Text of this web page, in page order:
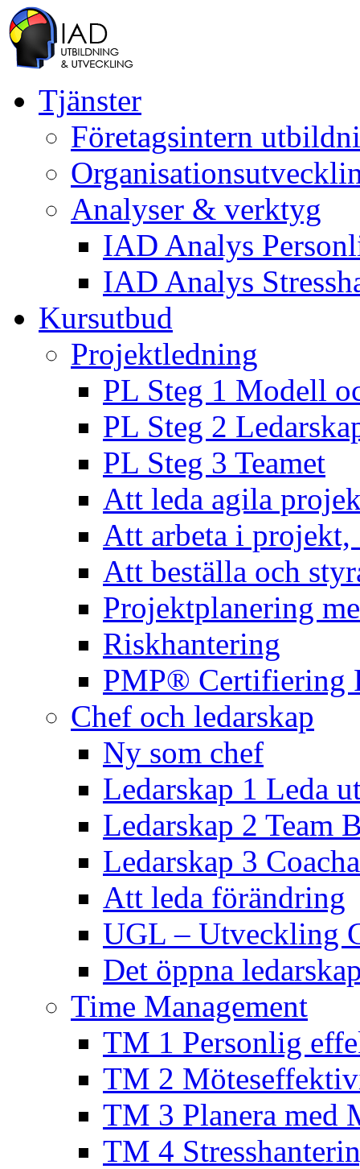
Tjänster
Företagsintern
Analyser & verktyg
IAD Analys
IAD Analys
Kursutbud
Projektledning
PL Steg 1 Modell
PL Steg 2
PL Steg 3 Teamet
Att leda agila
Att arbeta i projekt,
Att beställa och
Projektplanering
Riskhantering
PMP® Certifiering
Chef och ledarskap
Ny som chef
Ledarskap 1 Leda
Ledarskap 2 Team
Ledarskap 3
Att leda förändring
UGL – Utveckling
Det öppna
Time Management
TM 1 Personlig
TM 2
TM 3 Planera med
TM 4